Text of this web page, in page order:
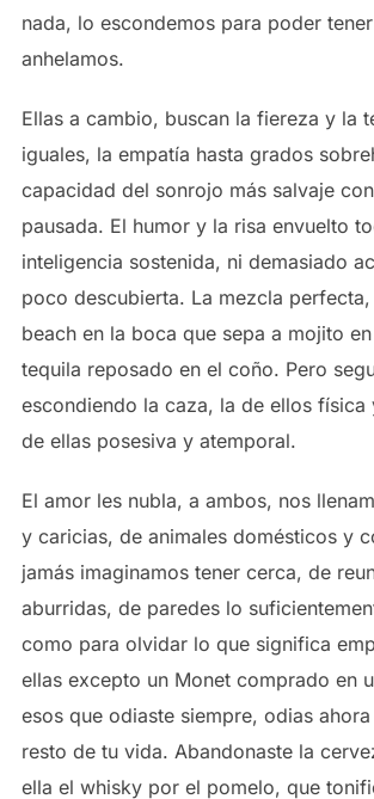
nada, lo escondemos para poder
anhelamos.
Ellas a cambio, buscan la fiereza y la
iguales, la empatía hasta grados
capacidad del sonrojo más salvaje
pausada. El humor y la risa envuelto
inteligencia sostenida, ni demasiado
poco descubierta. La mezcla
beach en la boca que sepa a mojito
tequila reposado en el coño. Pero
escondiendo la caza, la de ellos física
de ellas posesiva y atemporal.
El amor les nubla, a ambos, nos
y caricias, de animales domésticos y
jamás imaginamos tener cerca, de
aburridas, de paredes lo
como para olvidar lo que significa
ellas excepto un Monet comprado en
esos que odiaste siempre, odias
resto de tu vida. Abandonaste la
ella el whisky por el pomelo, que